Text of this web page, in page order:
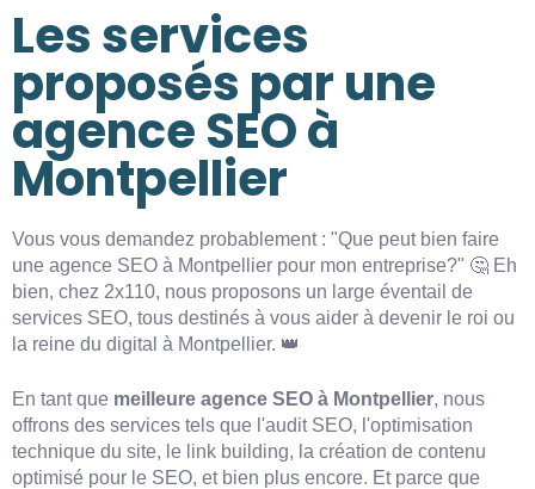
Les services
proposés par une
agence SEO à
Montpellier
Vous vous demandez probablement : "Que peut bien faire
une agence SEO à Montpellier pour mon entreprise?" 🤔 Eh
bien, chez 2x110, nous proposons un large éventail de
services SEO, tous destinés à vous aider à devenir le roi ou
la reine du digital à Montpellier. 👑
En tant que meilleure agence SEO à Montpellier, nous
offrons des services tels que l'audit SEO, l'optimisation
technique du site, le link building, la création de contenu
optimisé pour le SEO, et bien plus encore. Et parce que